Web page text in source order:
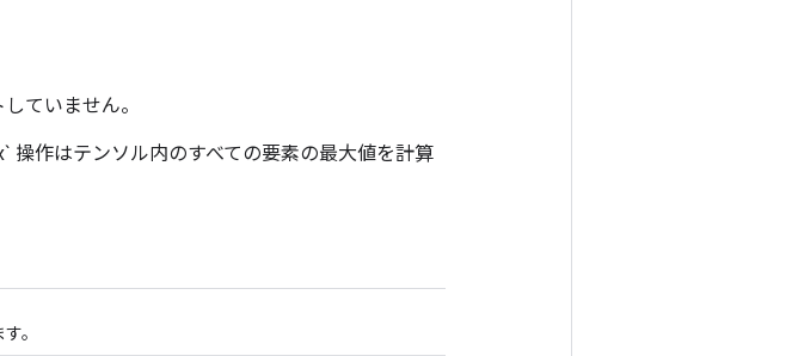
ていません。
操作はテンソル内のすべての要素の最大値を計算
。